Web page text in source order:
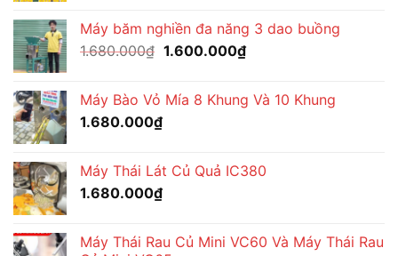
1.680.000₫. là:
1.560.000₫.
Máy băm nghiền đa năng 3 dao buồng
1.680.000₫ Giá
1.680.000₫.
1.600.000₫Giá
là:
Máy Bào Vỏ Mía 8 Khung Và 10 Khung
1.680.000₫
Máy Thái Lát Củ Quả IC380
1.680.000₫
Máy Thái Rau Củ Mini VC60 Và Máy Thái Rau